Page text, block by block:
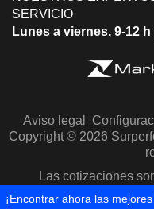
SERVICIO
Lunes a viernes, 9-12 h
Aviso legal
Copyright © 2026
Las cotizaciones
¡Encontrar ahora las